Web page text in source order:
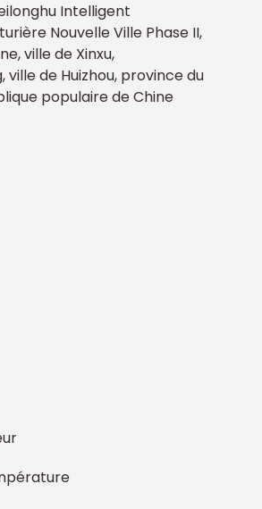
Intelligent
Nouvelle Ville Phase II,
ville de Xinxu,
ville de Huizhou, province du
populaire de Chine